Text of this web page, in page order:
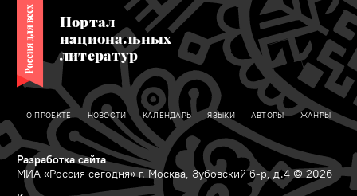
Портал
национальных
литератур
О ПРОЕКТЕ НОВОСТИ КАЛЕНДАРЬ ЯЗЫКИ АВТОРЫ ЖАНРЫ
Разработка сайта
МИА «Россия сегодня» г. Москва, Зубовский б-р, д.4 © 2026